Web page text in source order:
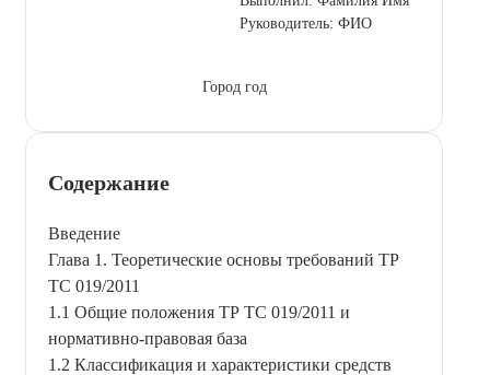
Руководитель: ФИО
Город год
Содержание
Введение
Глава 1. Теоретические основы требований ТР
ТС 019/2011
1.1 Общие положения ТР ТС 019/2011 и
нормативно-правовая база
1.2 Классификация и характеристики средств